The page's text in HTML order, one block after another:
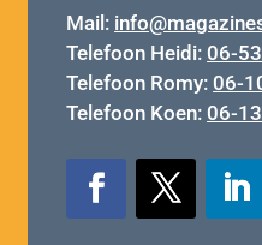
Mail:
Telefoon Heidi:06-
Telefoon Romy:06-
Telefoon Koen:06-